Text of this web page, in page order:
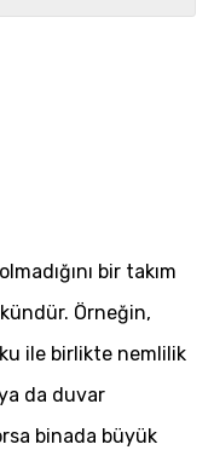
bir takım
Örneğin,
ile birlikte nemlilik
da duvar
binada büyük